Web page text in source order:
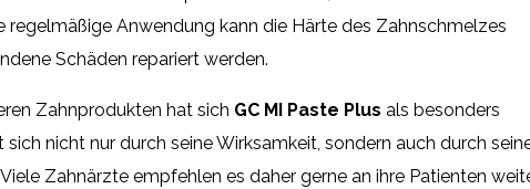
regelmäßige Anwendung kann die Härte des Zahnschmelzes
Schäden repariert werden.
Zahnprodukten hat sich GC MI Paste Plus als besonders
sich nicht nur durch seine Wirksamkeit, sondern auch durch
Zahnärzte empfehlen es daher gerne an ihre Patienten